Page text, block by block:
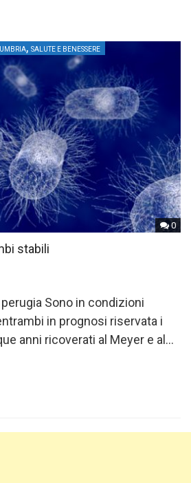
0
, SALUTE E BENESSERE
stabili
Sono in condizioni
in prognosi riservata i
anni ricoverati al Meyer e al…